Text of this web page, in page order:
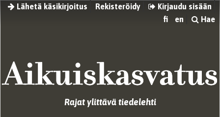
Lähetä käsikirjoitus Rekisteröidy
Kirjaudu sisään
fi
en Hae
Rajat ylittävä tiedelehti